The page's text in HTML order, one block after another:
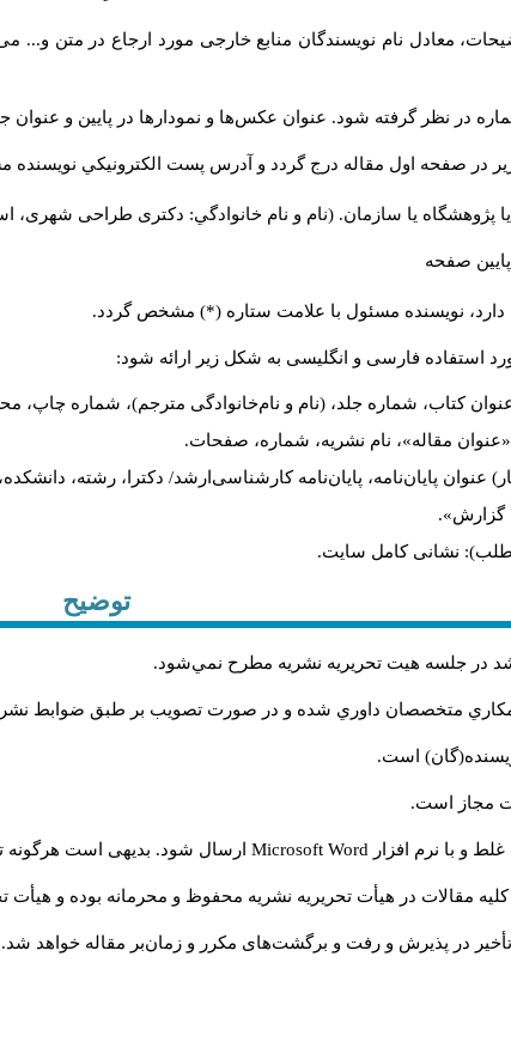
معادل نام نویسندگان منابع خارجی مورد ارجاع در متن
در نظر گرفته شود. عنوان عکس‌ها و نمودارها در پایین و عنوان
در صفحه اول مقاله درج گردد و آدرس پست الكترونيكي
پژوهشگاه یا سازمان. (نام و نام خانوادگي: دکتری طراحی شهری،
صفحه
دارد، نویسنده مسئول با علامت ستاره (*) مشخص گردد.
استفاده فارسی و انگلیسی به شکل زیر ارائه شود:
کتاب، شماره جلد، (نام و نام‌خانوادگی مترجم)، شماره چاپ،
«عنوان مقاله»، نام نشریه، شماره، صفحات.
عنوان پایان‌نامه، پایان‌نامه کارشناسی‌ارشد/ دکترا، رشته،
گزارش».
مطلب): نشانی کامل سایت.
توضیح
در جلسه هيت تحريريه نشريه مطرح نمي‌شود.
همکاري متخصصان داوري شده و در صورت تصويب بر طبق ضوابط
است.
مجاز است.
و با نرم افزار Microsoft Word ارسال شود. بدیهی است هرگونه
مقالات در هیأت تحریریه نشریه محفوظ و محرمانه بوده و هیأت
در پذیرش و رفت و برگشت‌‌های مکرر و زمان‌بر مقاله خواهد شد.